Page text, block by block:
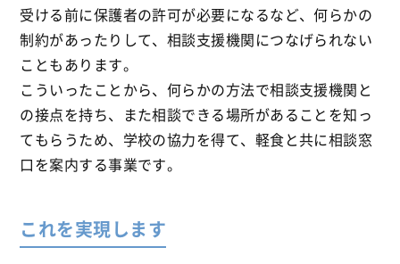
受ける前に保護者の許可が必要になるなど、何らかの
制約があったりして、相談支援機関につなげられない
こともあります。
こういったことから、何らかの方法で相談支援機関と
の接点を持ち、また相談できる場所があることを知っ
てもらうため、学校の協力を得て、軽食と共に相談窓
口を案内する事業です。
これを実現します